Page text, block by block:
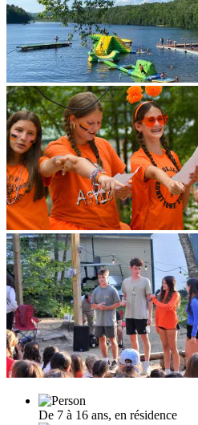
De 7 à 16 ans, en résidence